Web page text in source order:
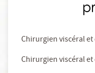
Chirurgien viscéral
Chirurgien viscéral